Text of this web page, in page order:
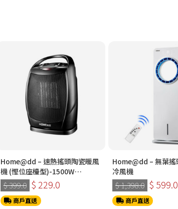
Home@dd – 速熱搖頭陶瓷暖風
機 (慳位座檯型)-1500W
HH1500
$ 399.0 $ 229.0
商戶直送
Home@dd – 無葉搖頭智能遙控
冷風機
$ 1,398.0 $ 599.0
商戶直送